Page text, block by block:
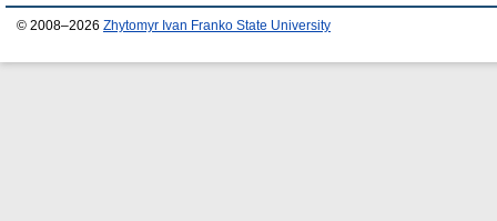
© 2008–2026 Zhytomyr Ivan Franko State University